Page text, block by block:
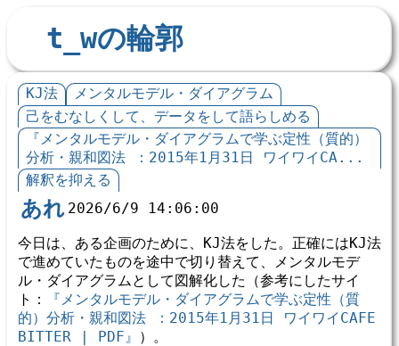
t_wの輪郭
KJ法
メンタルモデル・ダイアグラム
己をむなしくして、データをして語らしめる
『メンタルモデル・ダイアグラムで学ぶ定性（質的）
分析・親和図法 ：2015年1月31日 ワイワイCA...
解釈を抑える
あれ 2026/6/9 14:06:00
今日は、ある企画のために、KJ法をした。正確にはKJ法
で進めていたものを途中で切り替えて、メンタルモデ
ル・ダイアグラムとして図解化した（参考にしたサイ
ト：
『メンタルモデル・ダイアグラムで学ぶ定性（質
的）分析・親和図法 ：2015年1月31日 ワイワイCAFE
BITTER | PDF』 ）。